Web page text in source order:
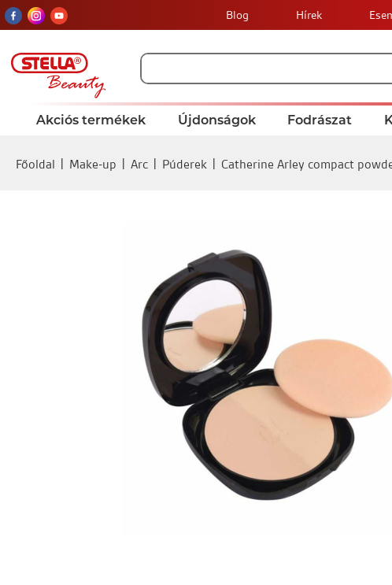
Blog Hírek
Akciós termékek Újdonságok Fodrászat
Főoldal Make-up Arc Púderek Catherine Arley compact